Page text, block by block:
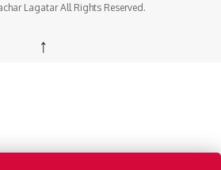
Lagatar All Rights Reserved.
↑